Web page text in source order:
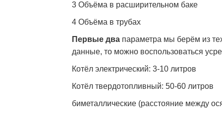
3 Объёма в расширительном баке
4 Объёма в трубах
Первые два параметра мы берём из
данные, то можно воспользоваться
Котёл электрический: 3-10 литров
Котёл твердотопливный: 50-60 литров
биметаллические (расстояние между